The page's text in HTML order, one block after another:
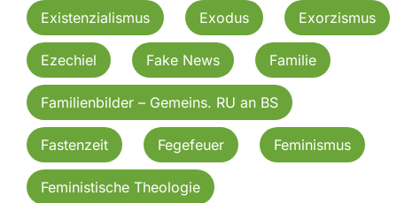
Existenzialismus Exodus Exorzismus
Ezechiel Fake News Familie
Familienbilder – Gemeins. RU an BS
Fastenzeit Fegefeuer Feminismus
Feministische Theologie